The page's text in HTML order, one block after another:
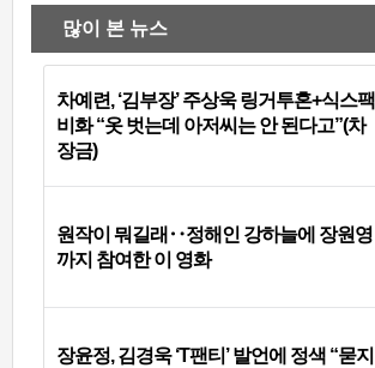
많이 본 뉴스
차예련, ‘김부장’ 주상욱 링거투혼+식스팩
비화 “옷 벗는데 아저씨는 안 된다고”(차
장금)
원작이 뭐길래‥정해인 강하늘에 장원영
까지 참여한 이 영화
장윤정, 김경욱 ‘T팬티’ 발언에 정색 “묻지